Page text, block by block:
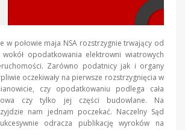
w połowie maja NSA rozstrzygnie trwający od
opodatkowania elektrowni wiatrowych
Zarówno podatnicy jak i organy
oczekiwały na pierwsze rozstrzygnięcia w
czy opodatkowaniu podlega cała
czy tylko jej części budowlane. Na
nam jednam poczekać. Naczelny Sąd
odracza publikację wyroków na